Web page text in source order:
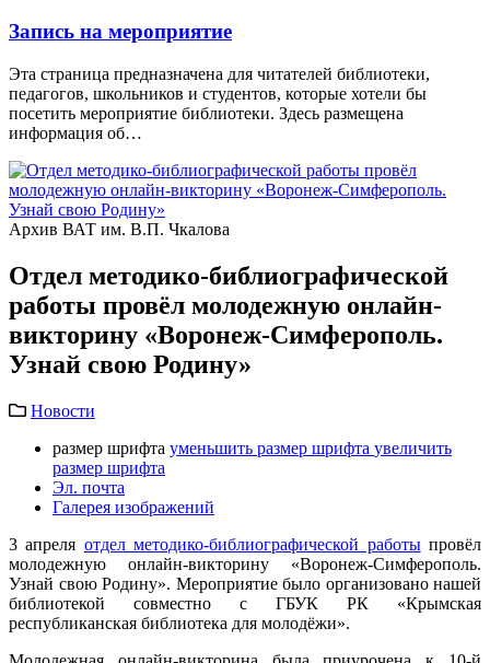
Запись на мероприятие
Эта страница предназначена для читателей библиотеки,
педагогов, школьников и студентов, которые хотели бы
посетить мероприятие библиотеки. Здесь размещена
информация об…
Архив ВАТ им. В.П. Чкалова
Отдел методико-библиографической
работы провёл молодежную онлайн-
викторину «Воронеж-Симферополь.
Узнай свою Родину»
Новости
размер шрифта уменьшить размер шрифта увеличить
размер шрифта
Эл. почта
Галерея изображений
3 апреля отдел методико-библиографической работыпровёл
молодежную онлайн-викторину «Воронеж-Симферополь.
Узнай свою Родину». Мероприятие было организовано нашей
библиотекой совместно с ГБУК РК «Крымская
республиканская библиотека для молодёжи».